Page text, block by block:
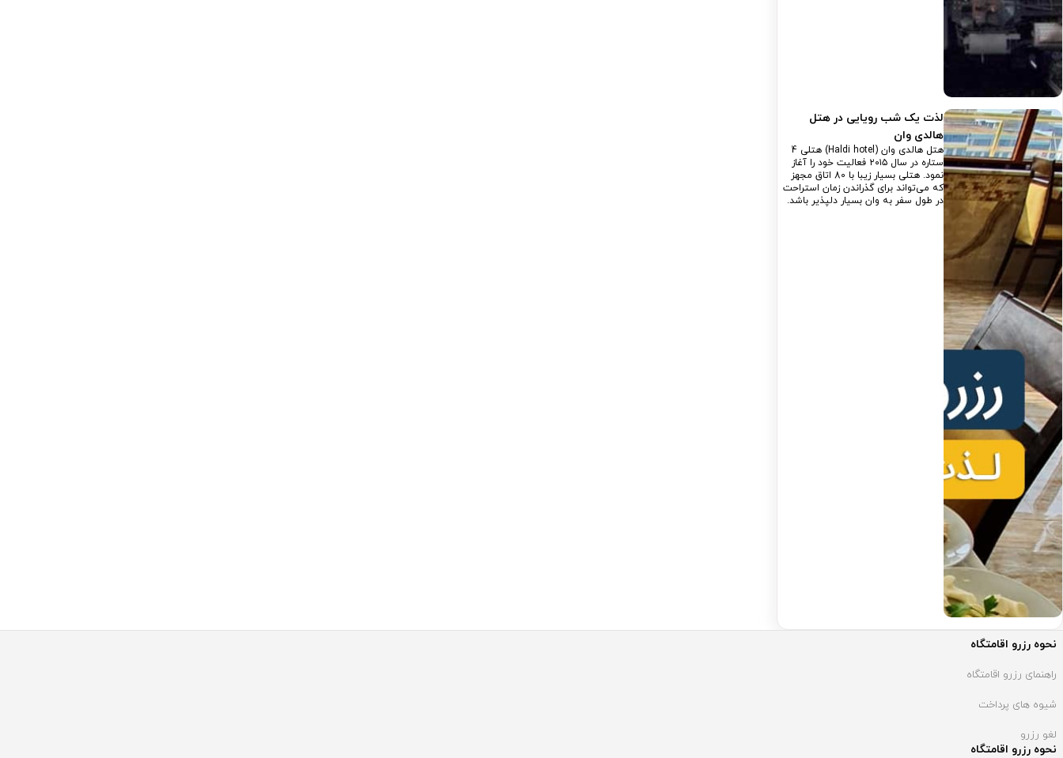
لذت یک شب رویایی در هتل
هالدی وان
هتل هالدی وان (Haldi hotel) هتلی 4
ستاره در سال ۲۰۱۵ فعالیت خود را آغاز
نمود. هتلی بسیار زیبا با 80 اتاق مجهز
که می‌تواند برای گذراندن زمان استراحت
در طول سفر به وان بسیار دلپذیر باشد.
نحوه رزرو اقامتگاه
راهنمای رزرو اقامتگاه
شیوه های پرداخت
لغو رزرو
نحوه رزرو اقامتگاه